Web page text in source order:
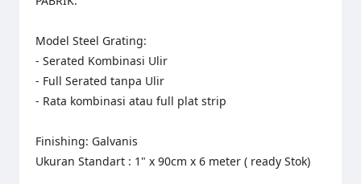
Model Steel Grating:
- Serated Kombinasi Ulir
- Full Serated tanpa Ulir
- Rata kombinasi atau full plat strip
Finishing: Galvanis
Ukuran Standart : 1" x 90cm x 6 meter ( ready Stok)